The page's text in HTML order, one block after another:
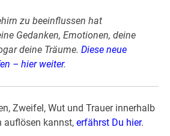
zu beeinflussen hat
Gedanken, Emotionen, deine
deine Träume.Diese neue
– hier weiter.
Zweifel, Wut und Trauer innerhalb
auflösen kannst,erfährst Du hier.